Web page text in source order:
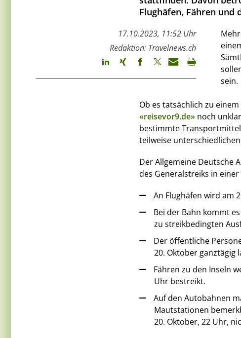
Flughäfen, Fähren und
17.10.2023, 11:52 Uhr
Redaktion: Travelnews.ch
sein.
Ob es tatsächlich zu
«reisevor9.de» noch
bestimmte Transportmittel
teilweise
Der Allgemeine Deutsche
des Generalstreiks in
An Flughäfen wird am
Bei der Bahn kommt
zu streikbedingten
Der öffentliche
20. Oktober ganztägig
Fähren zu den Inseln
Uhr bestreikt.
Auf den Autobahnen
Mautstationen
20. Oktober, 22 Uhr,